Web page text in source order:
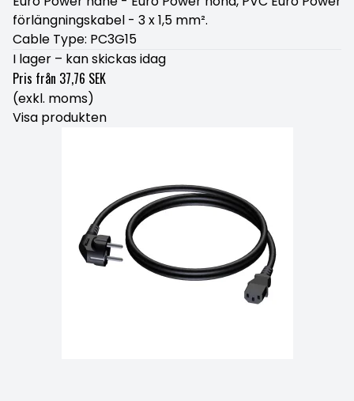
förlängningskabel - 3 x 1,5 mm².
Cable Type: PC3G15
I lager – kan skickas idag
Pris från 37,76 SEK
(exkl. moms)
Visa produkten